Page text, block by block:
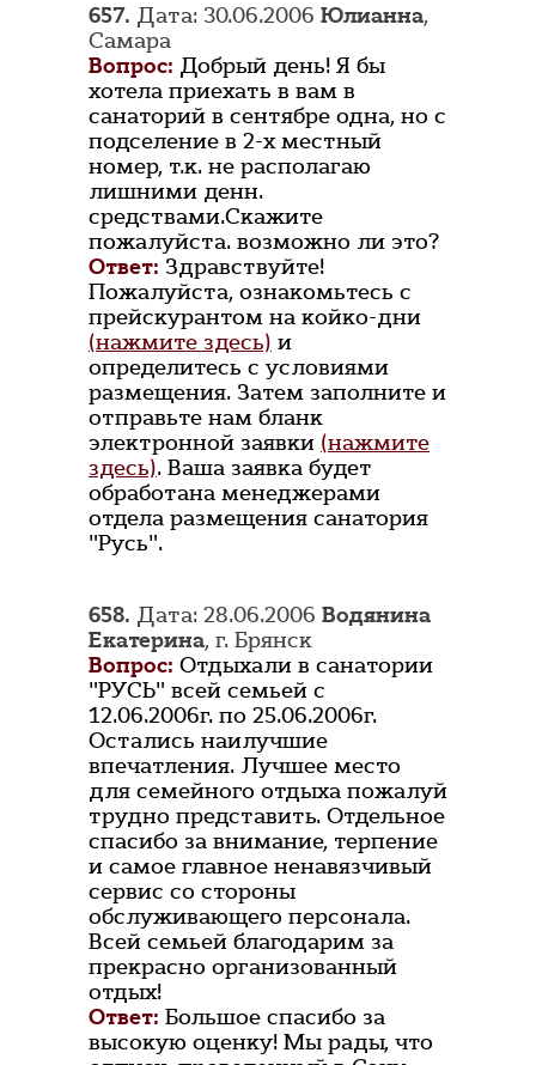
657. Дата: 30.06.2006 Юлианна,
Самара
Вопрос: Добрый день! Я бы
хотела приехать в вам в
санаторий в сентябре одна, но с
подселение в 2-х местный
номер, т.к. не располагаю
лишними денн.
средствами.Скажите
пожалуйста. возможно ли это?
Ответ: Здравствуйте!
Пожалуйста, ознакомьтесь с
прейскурантом на койко-дни
(нажмите здесь) и
определитесь с условиями
размещения. Затем заполните и
отправьте нам бланк
электронной заявки (нажмите
здесь). Ваша заявка будет
обработана менеджерами
отдела размещения санатория
"Русь".
658. Дата: 28.06.2006 Водянина
Екатерина, г. Брянск
Вопрос: Отдыхали в санатории
"РУСЬ" всей семьей с
12.06.2006г. по 25.06.2006г.
Остались наилучшие
впечатления. Лучшее место
для семейного отдыха пожалуй
трудно представить. Отдельное
спасибо за внимание, терпение
и самое главное ненавязчивый
сервис со стороны
обслуживающего персонала.
Всей семьей благодарим за
прекрасно организованный
отдых!
Ответ: Большое спасибо за
высокую оценку! Мы рады, что